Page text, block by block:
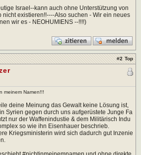
Israel--kann auch ohne Unterstützung von
nicht existieren!!----Also suchen - Wir ein neues
wir es - NEOHUMIENS --!!!!)
#2 Top
meinem Namen!!!
deine Meinung das Gewalt keine Lösung ist,
Syrien gegen durch uns aufgerüstete Junge Fa
nur der Waffenindustie & dem Militärisch Indu
so wie ihn Eisenhauer beschrieb.
Kriegsministerin wird sich dadurch gut Inzenie